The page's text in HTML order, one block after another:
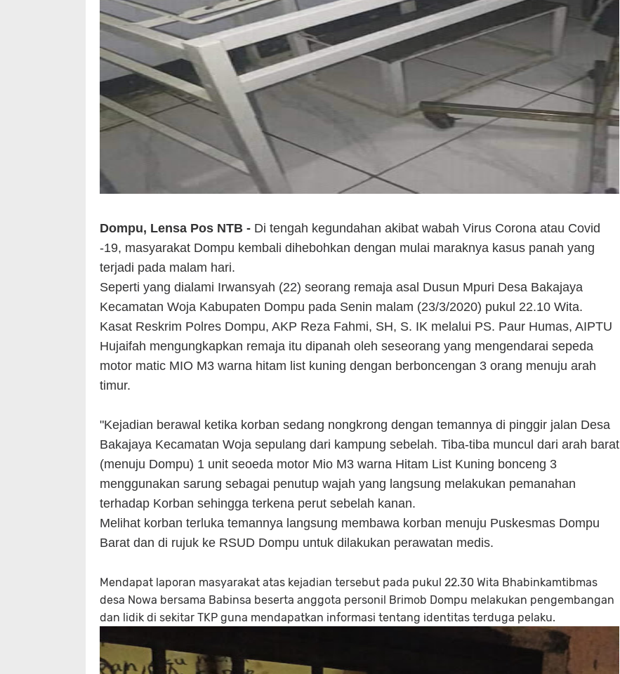
Dompu, Lensa Pos NTB - Di tengah kegundahan akibat wabah Virus Corona atau Covid
-19, masyarakat Dompu kembali dihebohkan dengan mulai maraknya kasus panah yang
terjadi pada malam hari.
Seperti yang dialami Irwansyah (22) seorang remaja asal Dusun Mpuri Desa Bakajaya
Kecamatan Woja Kabupaten Dompu pada Senin malam (23/3/2020) pukul 22.10 Wita.
Kasat Reskrim Polres Dompu, AKP Reza Fahmi, SH, S. IK melalui PS. Paur Humas, AIPTU
Hujaifah mengungkapkan remaja itu dipanah oleh seseorang yang mengendarai sepeda
motor matic MIO M3 warna hitam list kuning dengan berboncengan 3 orang menuju arah
timur.
"Kejadian berawal ketika korban sedang nongkrong dengan temannya di pinggir jalan Desa
Bakajaya Kecamatan Woja sepulang dari kampung sebelah. Tiba-tiba muncul dari arah barat
(menuju Dompu) 1 unit seoeda motor Mio M3 warna Hitam List Kuning bonceng 3
menggunakan sarung sebagai penutup wajah yang langsung melakukan pemanahan
terhadap Korban sehingga terkena perut sebelah kanan.
Melihat korban terluka temannya langsung membawa korban menuju Puskesmas Dompu
Barat dan di rujuk ke RSUD Dompu untuk dilakukan perawatan medis.
Mendapat laporan masyarakat atas kejadian tersebut pada pukul 22.30 Wita Bhabinkamtibmas
desa Nowa bersama Babinsa beserta anggota personil Brimob Dompu melakukan pengembangan
dan lidik di sekitar TKP guna mendapatkan informasi tentang identitas terduga pelaku.